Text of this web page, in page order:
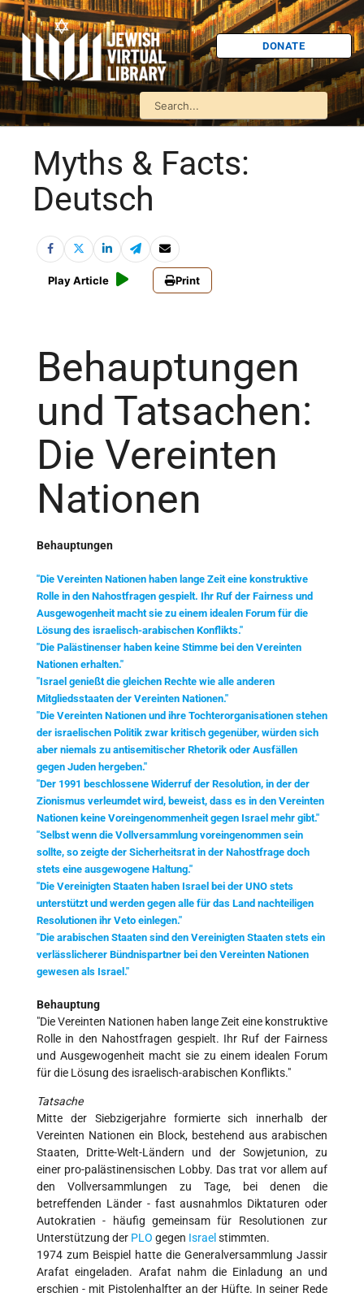
DONATE
Myths & Facts:
Deutsch
Play Article Print
Behauptungen
und Tatsachen:
Die Vereinten
Nationen
Behauptungen
"Die Vereinten Nationen haben lange Zeit eine konstruktive
Rolle in den Nahostfragen gespielt. Ihr Ruf der Fairness und
Ausgewogenheit macht sie zu einem idealen Forum für die
Lösung des israelisch-arabischen Konflikts."
"Die Palästinenser haben keine Stimme bei den Vereinten
Nationen erhalten."
"Israel genießt die gleichen Rechte wie alle anderen
Mitgliedsstaaten der Vereinten Nationen."
"Die Vereinten Nationen und ihre Tochterorganisationen stehen
der israelischen Politik zwar kritisch gegenüber, würden sich
aber niemals zu antisemitischer Rhetorik oder Ausfällen
gegen Juden hergeben."
"Der 1991 beschlossene Widerruf der Resolution, in der der
Zionismus verleumdet wird, beweist, dass es in den Vereinten
Nationen keine Voreingenommenheit gegen Israel mehr gibt."
"Selbst wenn die Vollversammlung voreingenommen sein
sollte, so zeigte der Sicherheitsrat in der Nahostfrage doch
stets eine ausgewogene Haltung."
"Die Vereinigten Staaten haben Israel bei der UNO stets
unterstützt und werden gegen alle für das Land nachteiligen
Resolutionen ihr Veto einlegen."
"Die arabischen Staaten sind den Vereinigten Staaten stets ein
verlässlicherer Bündnispartner bei den Vereinten Nationen
gewesen als Israel."
Behauptung
"Die Vereinten Nationen haben lange Zeit eine konstruktive
Rolle in den Nahostfragen gespielt. Ihr Ruf der Fairness
und Ausgewogenheit macht sie zu einem idealen Forum
für die Lösung des israelisch-arabischen Konflikts."
Tatsache
Mitte der Siebzigerjahre formierte sich innerhalb der
Vereinten Nationen ein Block, bestehend aus arabischen
Staaten, Dritte-Welt-Ländern und der Sowjetunion, zu
einer pro-palästinensischen Lobby. Das trat vor allem auf
den Vollversammlungen zu Tage, bei denen die
betreffenden Länder - fast ausnahmlos Diktaturen oder
Autokratien - häufig gemeinsam für Resolutionen zur
Unterstützung der PLO gegen Israel stimmten.
1974 zum Beispiel hatte die Generalversammlung Jassir
Arafat eingeladen. Arafat nahm die Einladung an und
erschien - mit Pistolenhalfter an der Hüfte. In seiner Rede